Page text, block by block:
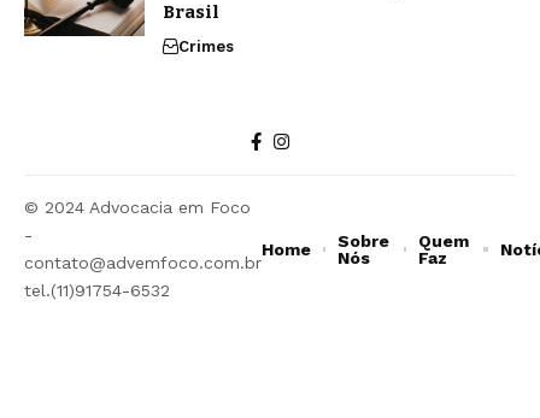
Brasil
Crimes
© 2024 Advocacia em Foco
-
contato@advemfoco.com.br
tel.(11)91754-6532
Home
Sobre
Nós
Quem
Faz